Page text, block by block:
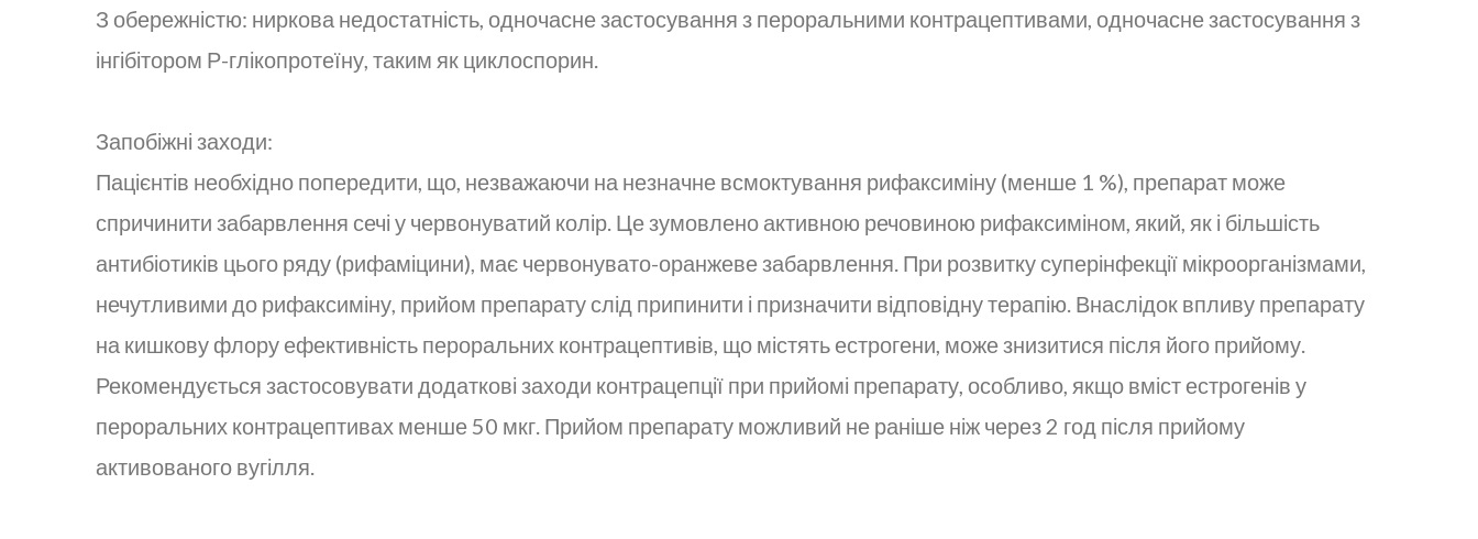
З обережністю: ниркова недостатність, одночасне застосування з пероральними контрацептивами, одночасне застосування з
інгібітором Р-глікопротеїну, таким як циклоспорин.
Запобіжні заходи:
Пацієнтів необхідно попередити, що, незважаючи на незначне всмоктування рифаксиміну (менше 1 %), препарат може
спричинити забарвлення сечі у червонуватий колір. Це зумовлено активною речовиною рифаксиміном, який, як і більшість
антибіотиків цього ряду (рифаміцини), має червонувато-оранжеве забарвлення. При розвитку суперінфекції мікроорганізмами,
нечутливими до рифаксиміну, прийом препарату слід припинити і призначити відповідну терапію. Внаслідок впливу препарату
на кишкову флору ефективність пероральних контрацептивів, що містять естрогени, може знизитися після його прийому.
Рекомендується застосовувати додаткові заходи контрацепції при прийомі препарату, особливо, якщо вміст естрогенів у
пероральних контрацептивах менше 50 мкг. Прийом препарату можливий не раніше ніж через 2 год після прийому
активованого вугілля.